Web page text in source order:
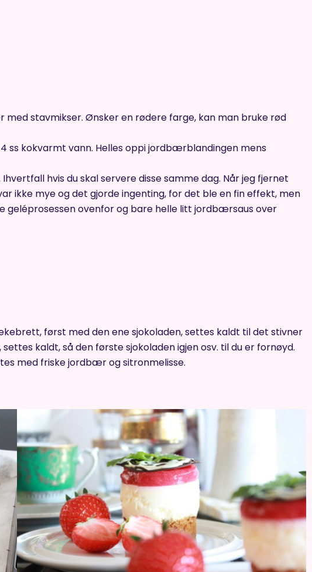
med stavmikser. Ønsker en rødere farge, kan man bruke rød
ss kokvarmt vann. Helles oppi jordbærblandingen mens
hvis du skal servere disse samme dag. Når jeg fjernet
ikke mye og det gjorde ingenting, for det ble en fin effekt, men
geléprosessen ovenfor og bare helle litt jordbærsaus over
først med den ene sjokoladen, settes kaldt til det stivner
kaldt, så den første sjokoladen igjen osv. til du er fornøyd.
med friske jordbær og sitronmelisse.